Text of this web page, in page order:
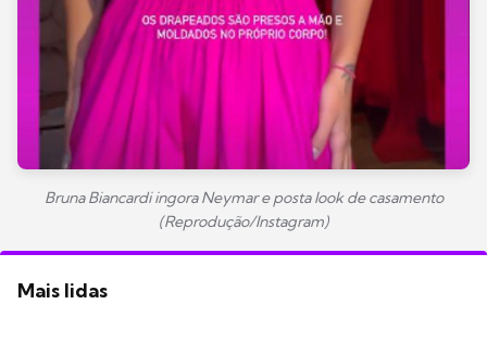
Bruna Biancardi ingora Neymar e posta look de casamento
(Reprodução/Instagram)
Mais lidas